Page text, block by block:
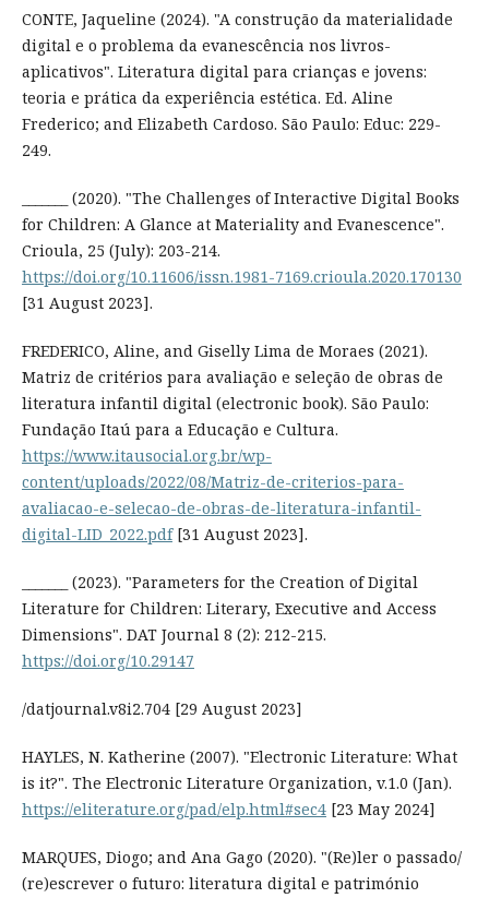
CONTE, Jaqueline (2024). "A construção da materialidade
digital e o problema da evanescência nos livros-
aplicativos". Literatura digital para crianças e jovens:
teoria e prática da experiência estética. Ed. Aline
Frederico; and Elizabeth Cardoso. São Paulo: Educ: 229-
249.
_______ (2020). "The Challenges of Interactive Digital Books
for Children: A Glance at Materiality and Evanescence".
Crioula, 25 (July): 203-214.
https://doi.org/10.11606/issn.1981-7169.crioula.2020.170130
[31 August 2023].
FREDERICO, Aline, and Giselly Lima de Moraes (2021).
Matriz de critérios para avaliação e seleção de obras de
literatura infantil digital (electronic book). São Paulo:
Fundação Itaú para a Educação e Cultura.
https://www.itausocial.org.br/wp-
content/uploads/2022/08/Matriz-de-criterios-para-
avaliacao-e-selecao-de-obras-de-literatura-infantil-
digital-LID_2022.pdf[31 August 2023].
_______ (2023). "Parameters for the Creation of Digital
Literature for Children: Literary, Executive and Access
Dimensions". DAT Journal 8 (2): 212-215.
https://doi.org/10.29147
/datjournal.v8i2.704 [29 August 2023]
HAYLES, N. Katherine (2007). "Electronic Literature: What
is it?". The Electronic Literature Organization, v.1.0 (Jan).
https://eliterature.org/pad/elp.html#sec4[23 May 2024]
MARQUES, Diogo; and Ana Gago (2020). "(Re)ler o passado/
(re)escrever o futuro: literatura digital e património